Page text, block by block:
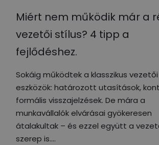
Miért nem működik már a
vezetői stílus? 4 tipp a
fejlődéshez.
Sokáig működtek a klasszikus vezetői
eszközök: határozott utasítások,
formális visszajelzések. De mára a
munkavállalók elvárásai gyökeresen
átalakultak – és ezzel együtt a
szerep is.